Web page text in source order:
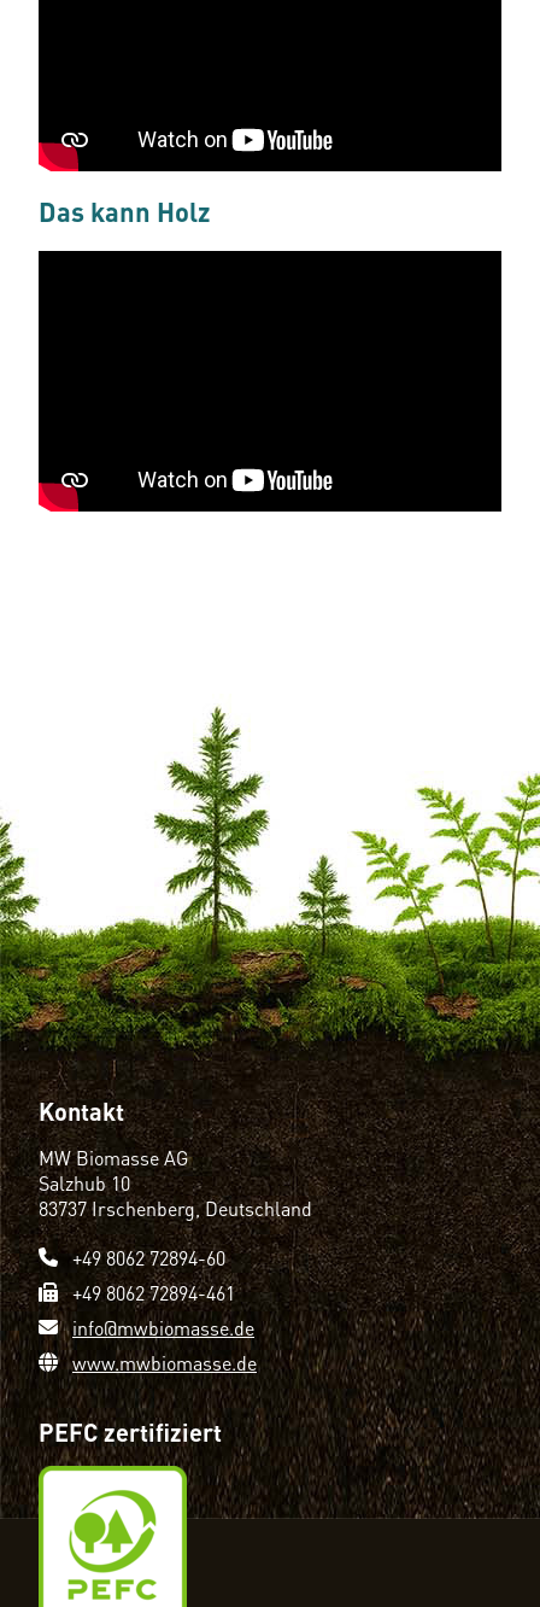
Das kann Holz
Kontakt
MW Biomasse AG
Salzhub 10
83737 Irschenberg, Deutschland
+49 8062 72894-60
+49 8062 72894-461
info@mwbiomasse.de
www.mwbiomasse.de
PEFC zertifiziert